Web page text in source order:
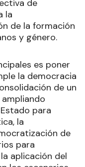
de
la
de la formación
y género.
es poner
la democracia
de un
para
la
de
para
aplicación del